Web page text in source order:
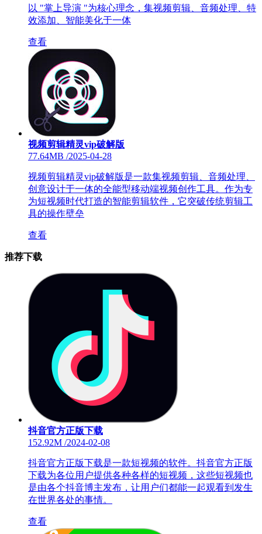
以 "掌上导演 "为核心理念，集视频剪辑、音频处理、特
效添加、智能美化于一体
查看
视频剪辑精灵vip破解版
77.64MB /2025-04-28
视频剪辑精灵vip破解版是一款集视频剪辑、音频处理、
创意设计于一体的全能型移动端视频创作工具。作为专
为短视频时代打造的智能剪辑软件，它突破传统剪辑工
具的操作壁垒
查看
推荐下载
抖音官方正版下载
152.92M /2024-02-08
抖音官方正版下载是一款短视频的软件。抖音官方正版
下载为各位用户提供各种各样的短视频，这些短视频也
是由各个抖音博主发布，让用户们都能一起观看到发生
在世界各处的事情。
查看